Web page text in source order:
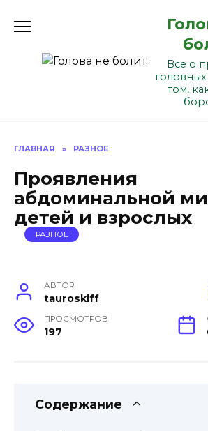
Все о
том,
ГЛАВНАЯ » РАЗНОЕ
Проявления
абдоминальной
детей и взрослых
РАЗНОЕ
АВТОР
tauroskiff
ПРОСМОТРОВ
197
Содержание